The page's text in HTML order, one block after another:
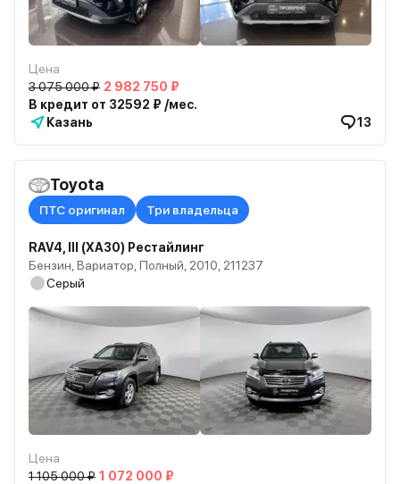
Цена
3 075 000 ₽ 2 982 750 ₽
В кредит от 32592 ₽ /мес.
Казань
13
Toyota
ПТС оригинал Три владельца
RAV4, III (XA30) Рестайлинг
Бензин, Вариатор, Полный, 2010, 211237
Серый
Цена
1 105 000 ₽ 1 072 000 ₽